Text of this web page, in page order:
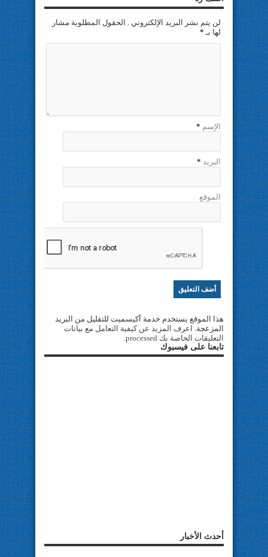
لن يتم نشر البريد الإلكتروني . الحقول المطلوبة مشار
لها بـ *
الإسم *
البريد *
الموقع
هذا الموقع يستخدم خدمة أكيسميت للتقليل من البريد
المزعجة. اعرف المزيد عن كيفية التعامل مع بيانات
التعليقات الخاصة بك processed
.
تابعنا على فيسبوك
أحدث الأخبار